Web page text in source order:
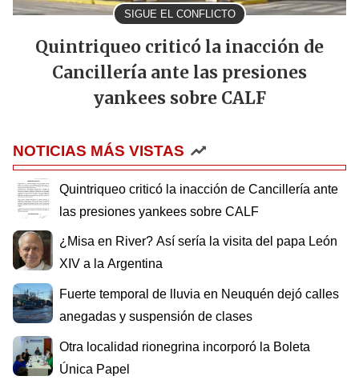
SIGUE EL CONFLICTO
Quintriqueo criticó la inacción de
Cancillería ante las presiones
yankees sobre CALF
NOTICIAS MÁS VISTAS
Quintriqueo criticó la inacción de Cancillería ante
las presiones yankees sobre CALF
¿Misa en River? Así sería la visita del papa León
XIV a la Argentina
Fuerte temporal de lluvia en Neuquén dejó calles
anegadas y suspensión de clases
Otra localidad rionegrina incorporó la Boleta
Única Papel